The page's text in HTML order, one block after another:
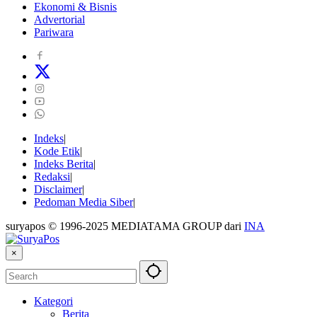
Ekonomi & Bisnis
Advertorial
Pariwara
Indeks
Kode Etik
Indeks Berita
Redaksi
Disclaimer
Pedoman Media Siber
suryapos © 1996-2025 MEDIATAMA GROUP dari INA
×
Kategori
Berita